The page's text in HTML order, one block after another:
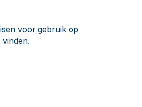
voor gebruik op